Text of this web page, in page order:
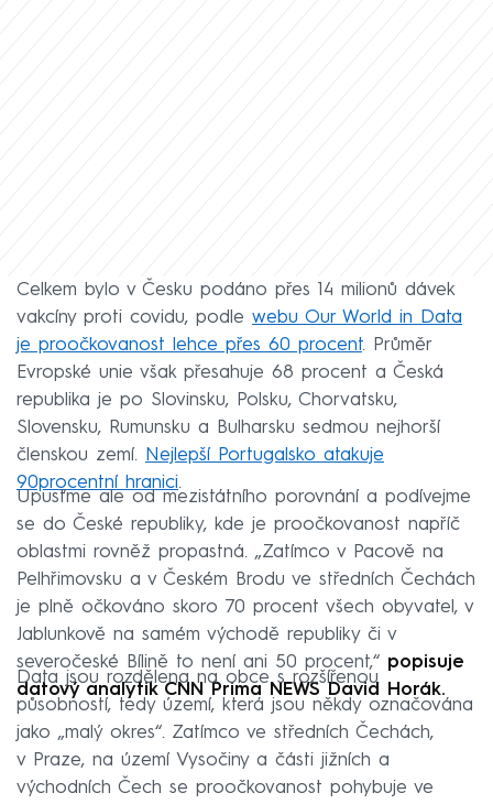
Celkem bylo v Česku podáno přes 14 milionů dávek
vakcíny proti covidu, podle webu Our World in Data
je proočkovanost lehce přes 60 procent. Průměr
Evropské unie však přesahuje 68 procent a Česká
republika je po Slovinsku, Polsku, Chorvatsku,
Slovensku, Rumunsku a Bulharsku sedmou nejhorší
členskou zemí. Nejlepší Portugalsko atakuje
90procentní hranici.
Upusťme ale od mezistátního porovnání a podívejme
se do České republiky, kde je proočkovanost napříč
oblastmi rovněž propastná. „Zatímco v Pacově na
Pelhřimovsku a v Českém Brodu ve středních Čechách
je plně očkováno skoro 70 procent všech obyvatel, v
Jablunkově na samém východě republiky či v
severočeské Bílině to není ani 50 procent,“ popisuje
datový analytik CNN Prima NEWS David Horák.
Data jsou rozdělena na obce s rozšířenou
působností, tedy území, která jsou někdy označována
jako „malý okres“. Zatímco ve středních Čechách,
v Praze, na území Vysočiny a části jižních a
východních Čech se proočkovanost pohybuje ve